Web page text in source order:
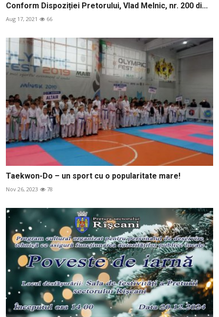
Conform Dispoziției Pretorului, Vlad Melnic, nr. 200 di...
Aug 17, 2021 66
Taekwon-Do – un sport cu o popularitate mare!
Nov 26, 2023 78